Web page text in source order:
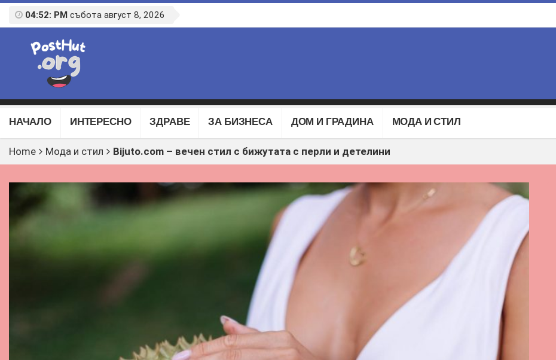
04:52: PM събота август 8, 2026
НАЧАЛО ИНТЕРЕСНО ЗДРАВЕ ЗА БИЗНЕСА ДОМ И ГРАДИНА МОДА И СТИЛ
Home Мода и стил Bijuto.com – вечен стил с бижутата с перли и детелини